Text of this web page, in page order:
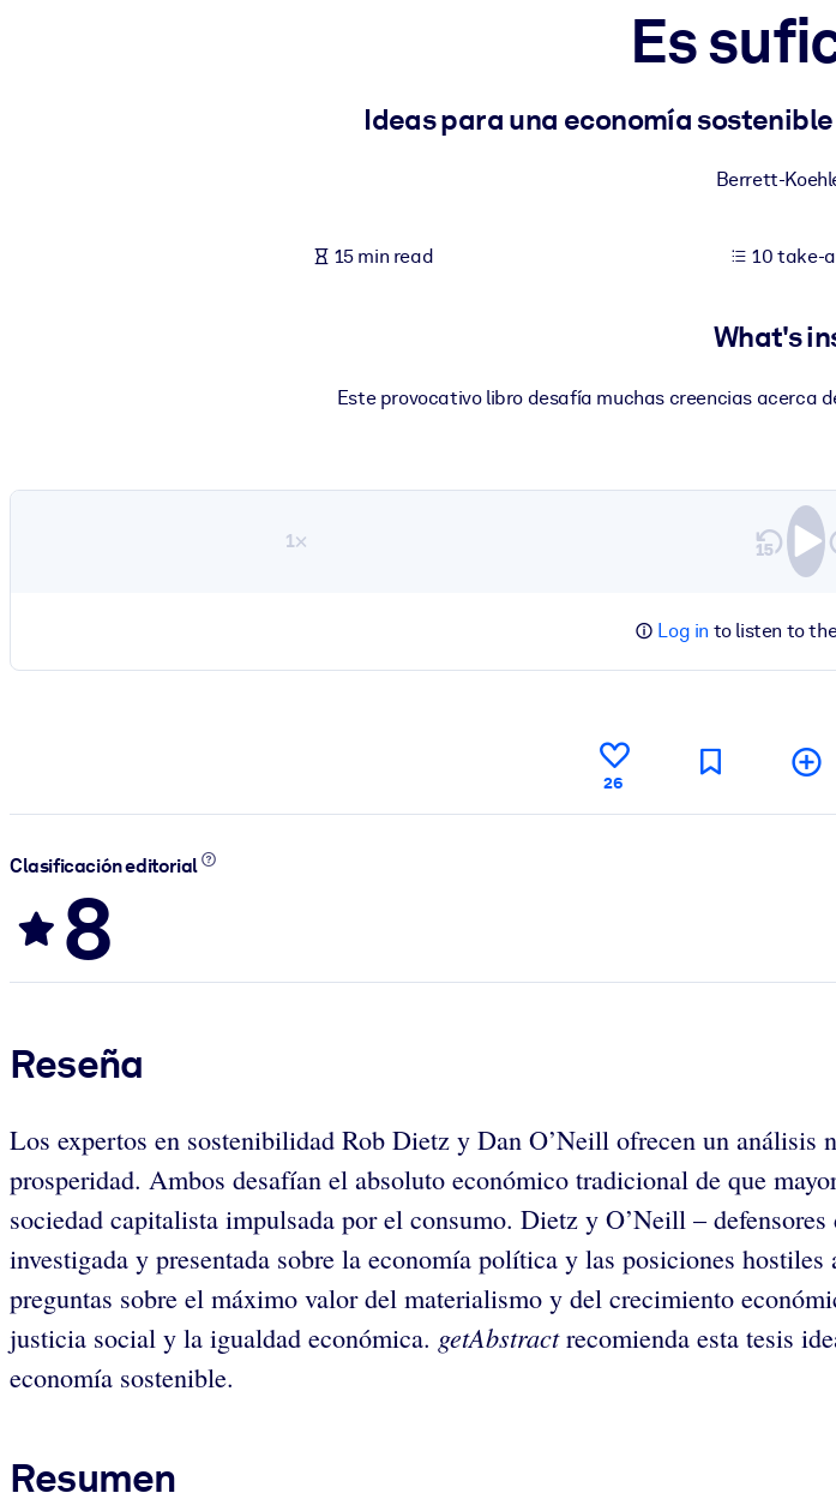
Fuel your AI systems with reliable, structured knowledge to improve outputs.
Es
Ideas para una economía
Berrett-
15 min read 10 take-
What's
Este provocativo libro desafía muchas creencias acerca
1×
Log in to listen to
26
Clasificación editorial
8
Reseña
Los expertos en sostenibilidad Rob Dietz y Dan O’Neill ofrecen un
prosperidad. Ambos desafían el absoluto económico tradicional de que
sociedad capitalista impulsada por el consumo. Dietz y O’Neill –
investigada y presentada sobre la economía política y las posiciones
preguntas sobre el máximo valor del materialismo y del crecimiento
justicia social y la igualdad económica. getAbstractrecomienda esta tesis
economía sostenible.
Resumen